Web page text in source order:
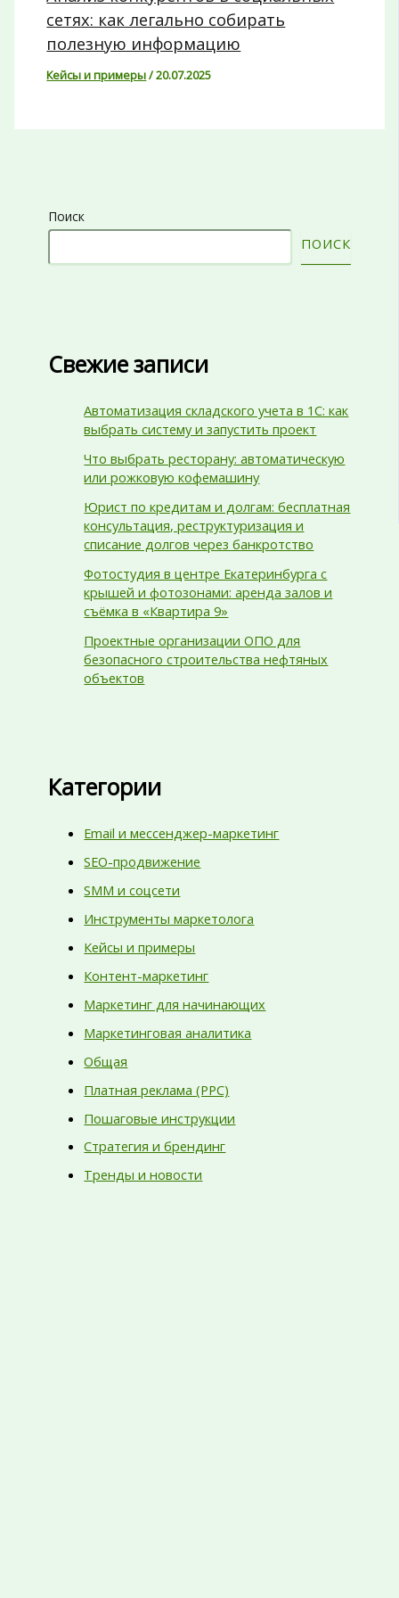
сетях: как легально собирать
полезную информацию
Кейсы и примеры/20.07.2025
Поиск
ПОИСК
Свежие записи
Автоматизация складского учета в 1С: как
выбрать систему и запустить проект
Что выбрать ресторану: автоматическую
или рожковую кофемашину
Юрист по кредитам и долгам: бесплатная
консультация, реструктуризация и
списание долгов через банкротство
Фотостудия в центре Екатеринбурга с
крышей и фотозонами: аренда залов и
съёмка в «Квартира 9»
Проектные организации ОПО для
безопасного строительства нефтяных
объектов
Категории
Email и мессенджер-маркетинг
SEO-продвижение
SMM и соцсети
Инструменты маркетолога
Кейсы и примеры
Контент-маркетинг
Маркетинг для начинающих
Маркетинговая аналитика
Общая
Платная реклама (PPC)
Пошаговые инструкции
Стратегия и брендинг
Тренды и новости